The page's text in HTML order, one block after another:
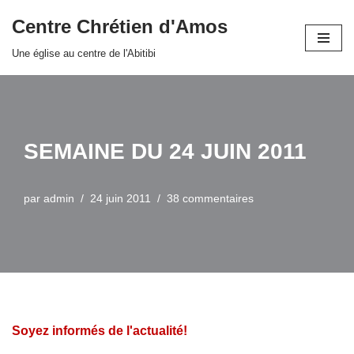
Centre Chrétien d'Amos
Une église au centre de l'Abitibi
SEMAINE DU 24 JUIN 2011
par admin 24 juin 2011 38 commentaires
Soyez informés de l'actualité!